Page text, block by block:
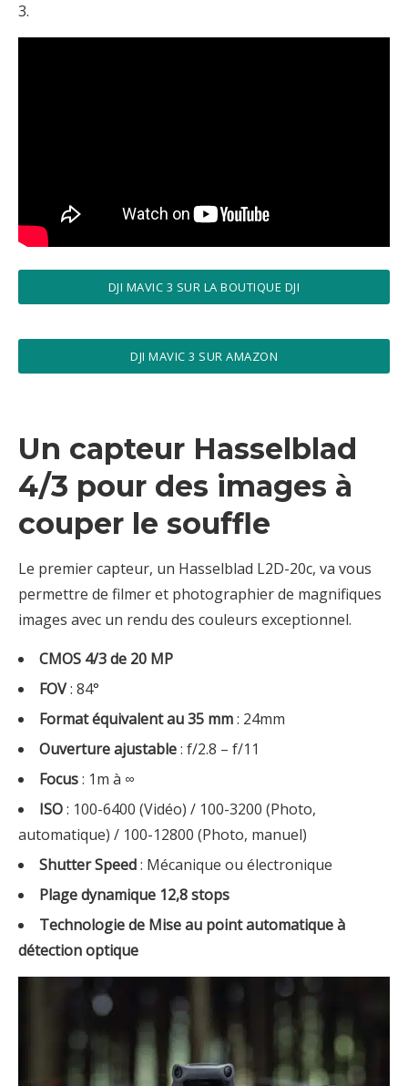
3.
DJI MAVIC 3 SUR LA BOUTIQUE DJI
DJI MAVIC 3 SUR AMAZON
Un capteur Hasselblad
4/3 pour des images à
couper le souffle
Le premier capteur, un Hasselblad L2D-20c, va vous
permettre de filmer et photographier de magnifiques
images avec un rendu des couleurs exceptionnel.
CMOS 4/3 de 20 MP
FOV: 84°
Format équivalent au 35 mm: 24mm
Ouverture ajustable: f/2.8 – f/11
Focus: 1m à ∞
ISO: 100-6400 (Vidéo) / 100-3200 (Photo,
automatique) / 100-12800 (Photo, manuel)
Shutter Speed: Mécanique ou électronique
Plage dynamique 12,8 stops
Technologie de Mise au point automatique à
détection optique